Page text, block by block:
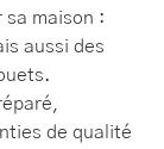
sa maison :
aussi des
de qualité